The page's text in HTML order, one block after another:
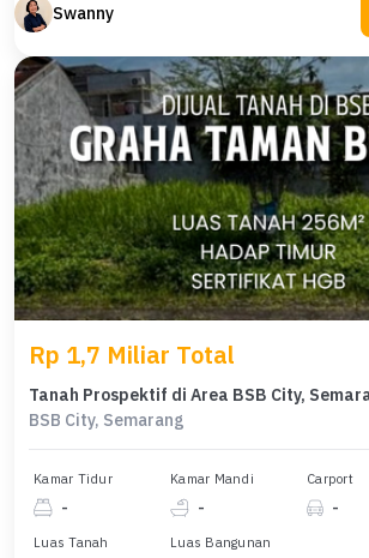
Swanny
Rp 1,7 Miliar Total
Tanah Prospektif di Area BSB City,
BSB City, Semarang
Kamar Tidur
-
Kamar Mandi
-
Carport
-
Luas Tanah Luas Bangunan